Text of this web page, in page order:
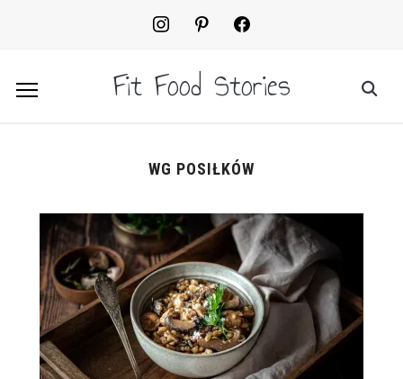
instagrampinterestfacebook2
Fit Food Stories
WG POSIŁKÓW